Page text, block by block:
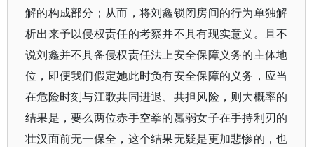
解的构成部分；从而，将刘鑫锁闭房间的行为单独解
析出来予以侵权责任的考察并不具有现实意义。且不
说刘鑫并不具备侵权责任法上安全保障义务的主体地
位，即便我们假定她此时负有安全保障的义务，应当
在危险时刻与江歌共同进退、共担风险，则大概率的
结果是，要么两位赤手空拳的羸弱女子在手持利刃的
壮汉面前无一保全，这个结果无疑是更加悲惨的，也